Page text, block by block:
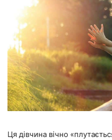
Ця дівчина вічно